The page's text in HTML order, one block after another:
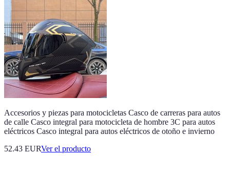
Accesorios y piezas para motocicletas Casco de carreras para autos
de calle Casco integral para motocicleta de hombre 3C para autos
eléctricos Casco integral para autos eléctricos de otoño e invierno
52.43 EURVer el producto